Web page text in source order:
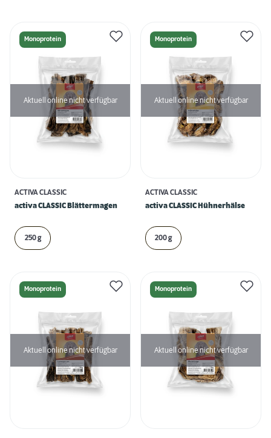
Monoprotein
Aktuell online nicht verfügbar
ACTIVA CLASSIC
activa CLASSIC Blättermagen
250 g
Monoprotein
Aktuell online nicht verfügbar
ACTIVA CLASSIC
activa CLASSIC Hühnerhälse
200 g
Monoprotein
Aktuell online nicht verfügbar
Monoprotein
Aktuell online nicht verfügbar